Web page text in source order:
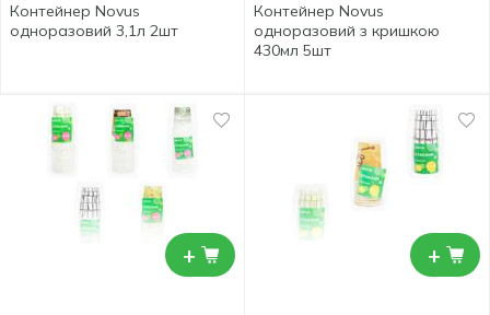
Контейнер Novus
одноразовий 3,1л 2шт
Контейнер Novus
одноразовий з кришкою
430мл 5шт
+ +